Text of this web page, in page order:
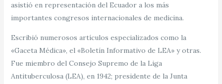
asistió en representación del Ecuador a los más
importantes congresos internacionales de medicina.
Escribió numerosos artículos especializados como la
«Gaceta Médica», el «Boletín Informativo de LEA» y otras.
Fue miembro del Consejo Supremo de la Liga
Antituberculosa (LEA), en 1942; presidente de la Junta